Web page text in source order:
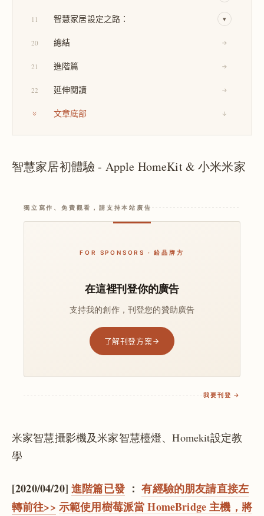
11 智慧家居設定之路： ▾
20 總結 →
21 進階篇 →
22 延伸閱讀 →
文章底部 ↓
智慧家居初體驗 - Apple HomeKit & 小米米家
獨立寫作、免費觀看，請支持本站廣告
FOR SPONSORS · 給品牌方
在這裡刊登你的廣告
支持我的創作，刊登您的贊助廣告
了解刊登方案
我要刊登 →
米家智慧攝影機及米家智慧檯燈、Homekit設定教
學
[2020/04/20] 進階篇已發 ： 有經驗的朋友請直接左
轉前往>> 示範使用樹莓派當 HomeBridge 主機，將